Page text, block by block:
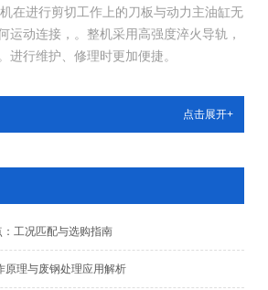
在进行剪切工作上的刀板与动力主油缸无
运动连接，。整机采用高强度淬火导轨，
进行维护、修理时更加便捷。
点击展开+
工况匹配与选购指南
原理与废钢处理应用解析